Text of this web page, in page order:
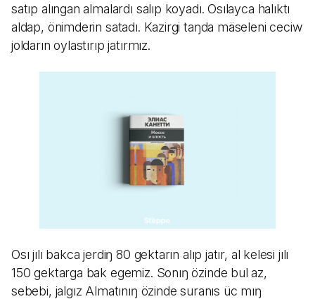
satıp alıngan almalardı salıp koyadı. Osılayca halıktı
aldap, önimderin satadı. Kazirgi taŋda mäseleni ceciw
joldarın oylastırıp jatırmız.
Osı jılı bakca jerdiŋ 80 gektarın alıp jatır, al kelesi jılı
150 gektarga bak egemiz. Sonıŋ özinde bul az,
sebebi, jalgız Almatınıŋ özinde suranıs üc mıŋ